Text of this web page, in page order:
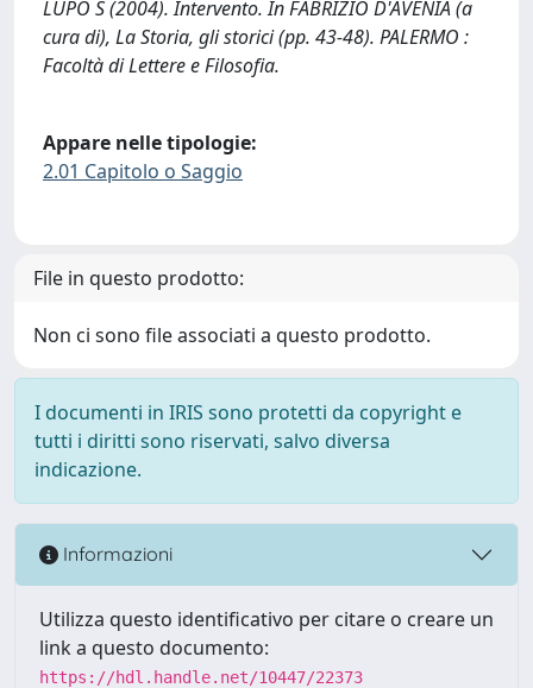
LUPO S (2004). Intervento. In FABRIZIO D'AVENIA (a
cura di), La Storia, gli storici (pp. 43-48). PALERMO :
Facoltà di Lettere e Filosofia.
Appare nelle tipologie:
2.01 Capitolo o Saggio
File in questo prodotto:
Non ci sono file associati a questo prodotto.
I documenti in IRIS sono protetti da copyright e
tutti i diritti sono riservati, salvo diversa
indicazione.
Informazioni
Utilizza questo identificativo per citare o creare un
link a questo documento:
https://hdl.handle.net/10447/22373